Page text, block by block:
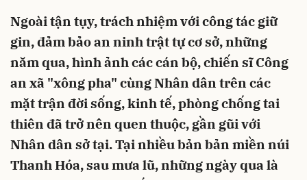
Ngoài tận tụy, trách nhiệm với công tác giữ
gin, đảm bảo an ninh trật tự cơ sở, những
năm qua, hình ảnh các cán bộ, chiến sĩ Công
an xã "xông pha" cùng Nhân dân trên các
mặt trận đời sống, kinh tế, phòng chống tai
thiên đã trở nên quen thuộc, gần gũi với
Nhân dân sở tại. Tại nhiều bản bản miền núi
Thanh Hóa, sau mưa lũ, những ngày qua là